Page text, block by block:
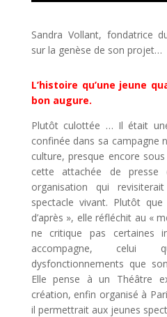
Sandra Vollant, fondatrice
sur la genèse de son projet…
L’histoire qu’une jeune
bon augure.
Plutôt culottée … Il était
confinée dans sa campagne
culture, presque encore
cette attachée de
organisation qui
spectacle vivant. Plutôt
d’après », elle réfléchit au «
ne critique pas certaines
accompagne, celui
dysfonctionnements que
Elle pense à un Théâtre
création, enfin organisé à
il permettrait aux jeunes